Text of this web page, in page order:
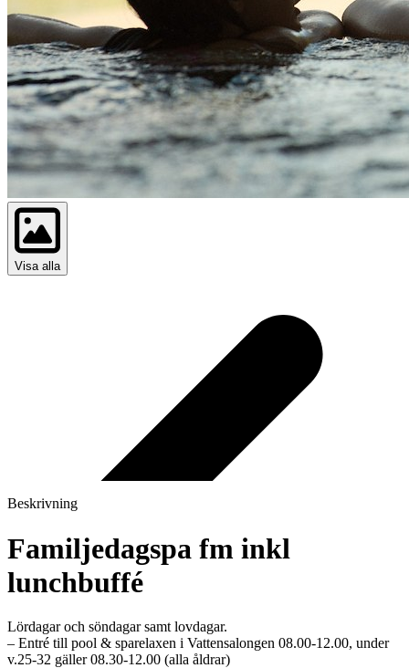
Visa alla
Beskrivning
Familjedagspa fm inkl
lunchbuffé
Lördagar och söndagar samt lovdagar.
– Entré till pool & sparelaxen i Vattensalongen 08.00-12.00, under
v.25-32 gäller 08.30-12.00 (alla åldrar)